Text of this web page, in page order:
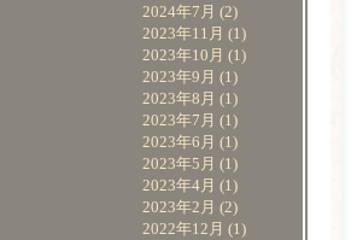
2024年7月 (2)
2023年11月 (1)
2023年10月 (1)
2023年9月 (1)
2023年8月 (1)
2023年7月 (1)
2023年6月 (1)
2023年5月 (1)
2023年4月 (1)
2023年2月 (2)
2022年12月 (1)
アクセス・診療時間
お知らせ一覧
WEB予約
電話をかける